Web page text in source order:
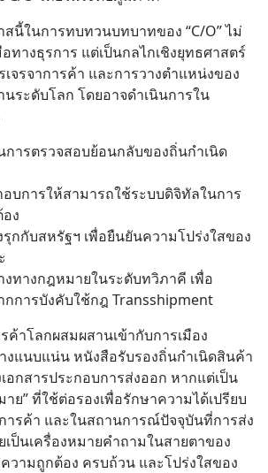
นี้ในการทบทวนบทบาทของ “C/O” ไม่
อทางธุรการ แต่เป็นกลไกเชิงยุทธศาสตร์
จรจาการค้า และการวางตำแหน่งของ
ระดับโลก โดยอาจดำเนินการใน
ารตรวจสอบย้อนกลับของถิ่นกำเนิด
บการให้สามารถใช้ระบบดิจิทัลในการ
ง
รุกกับสหรัฐฯ เพื่อยืนยันความโปร่งใสของ
ทางกฎหมายในระดับทวิภาคี เพื่อ
การบังคับใช้กฎ Transshipment
าโลกผสมผสานเข้ากับการเมือง
งแนบแน่น หนังสือรับรองถิ่นกำเนิดสินค้า
เอกสารประกอบการส่งออก หากแต่เป็น
ย” ที่ใช้ต่อรองเพื่อรักษาความได้เปรียบ
ารค้า และในสถานการณ์ปัจจุบันที่การส่ง
ป็นเครื่องหมายคำถามในสายตาของ
วามถูกต้อง ครบถ้วน และโปร่งใสของ